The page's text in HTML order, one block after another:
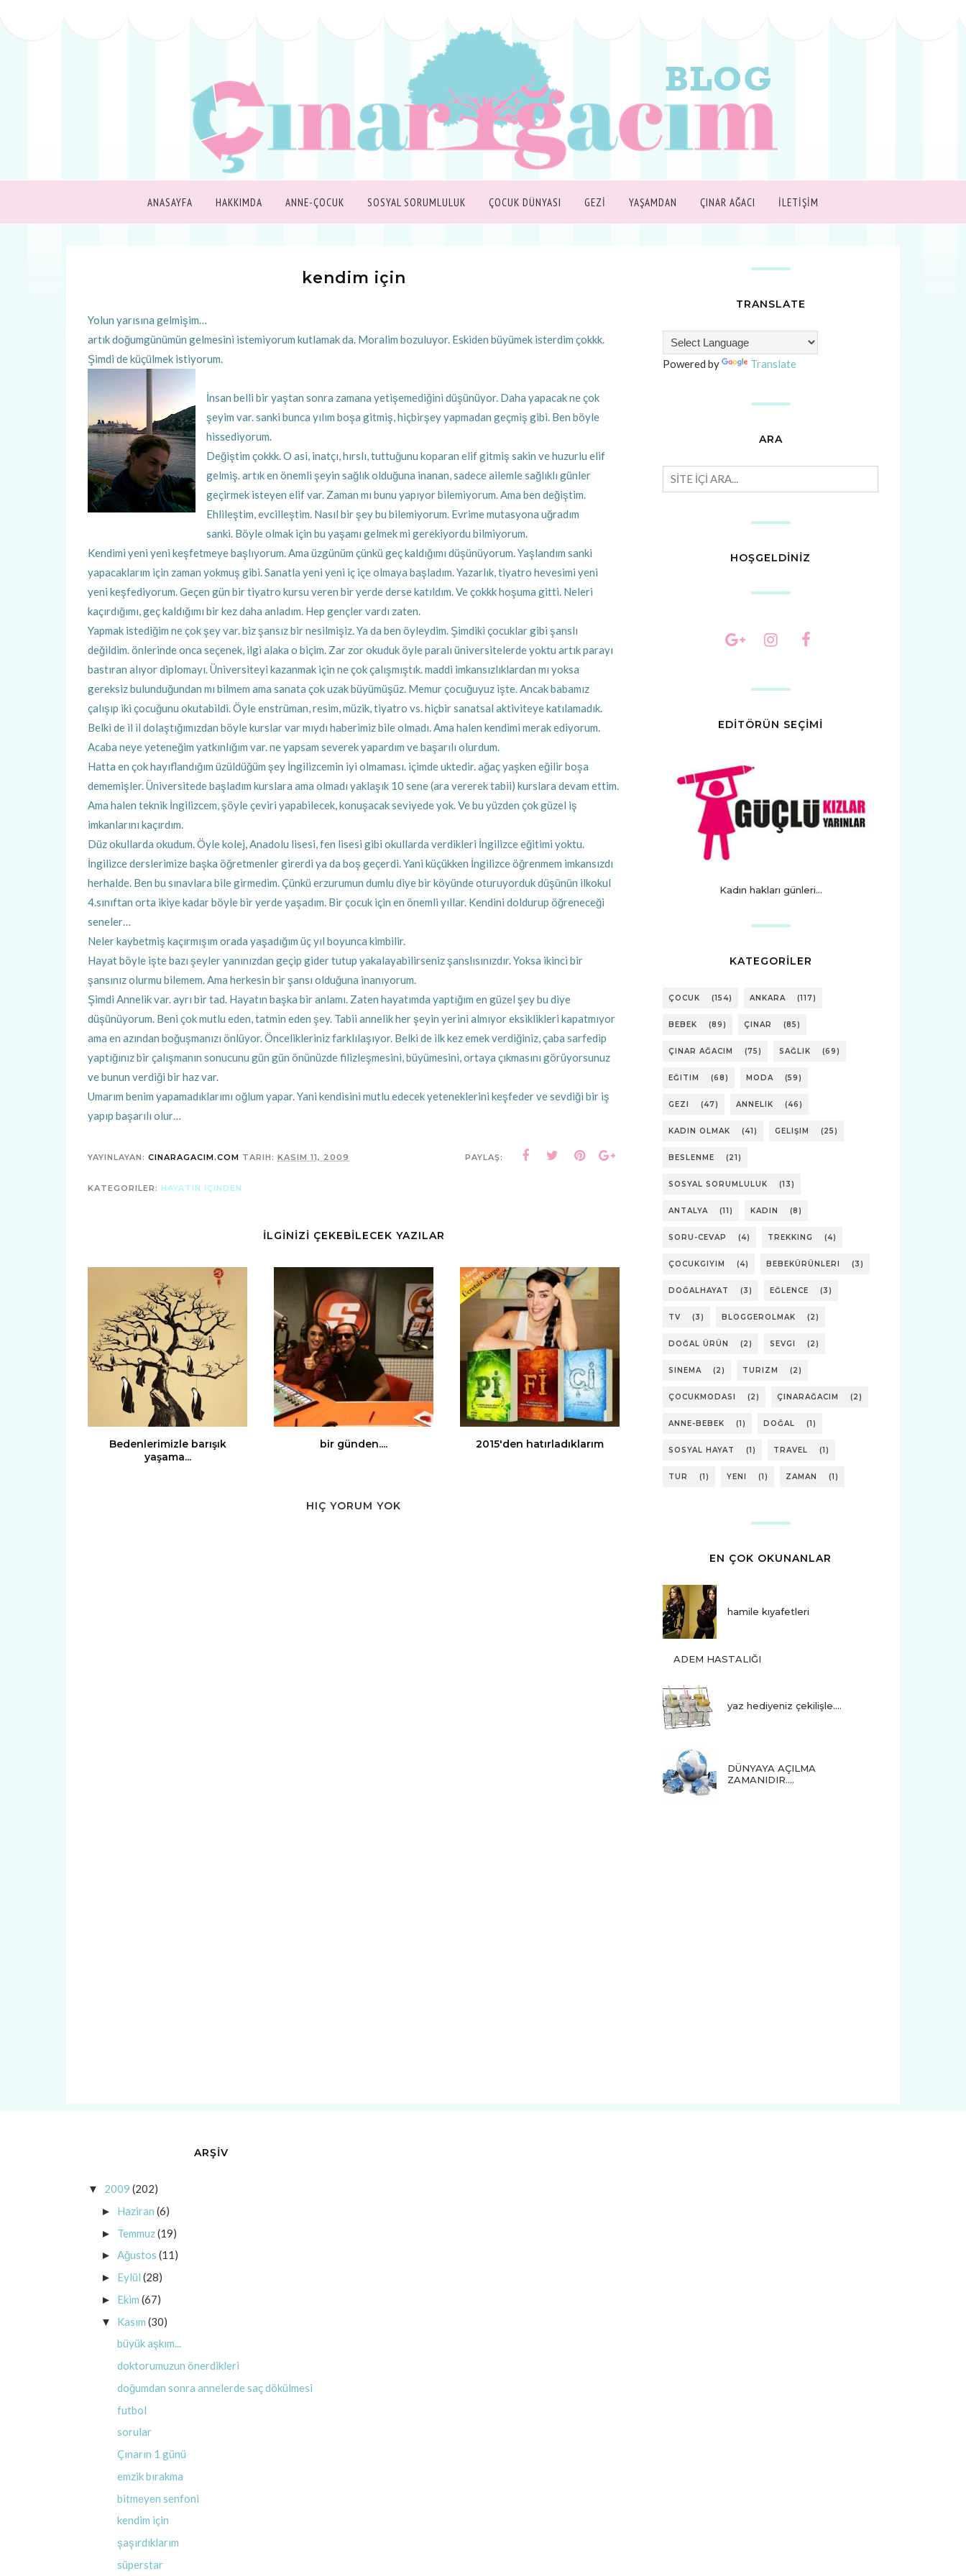
ANASAYFA HAKKIMDA ANNE-ÇOCUK SOSYAL SORUMLULUK ÇOCUK DÜNYASI GEZİ YAŞAMDAN ÇINAR AĞACI İLETİŞİM
kendim için
Yolun yarısına gelmişim…
artık doğumgünümün gelmesini istemiyorum kutlamak da. Moralim bozuluyor. Eskiden büyümek isterdim çokkk.
Şimdi de küçülmek istiyorum.
İnsan belli bir yaştan sonra zamana yetişemediğini düşünüyor. Daha yapacak ne çok
şeyim var. sanki bunca yılım boşa gitmiş, hiçbirşey yapmadan geçmiş gibi. Ben böyle
hissediyorum.
Değiştim çokkk. O asi, inatçı, hırslı, tuttuğunu koparan elif gitmiş sakin ve huzurlu elif
gelmiş. artık en önemli şeyin sağlık olduğuna inanan, sadece ailemle sağlıklı günler
geçirmek isteyen elif var. Zaman mı bunu yapıyor bilemiyorum. Ama ben değiştim.
Ehlileştim, evcilleştim. Nasıl bir şey bu bilemiyorum. Evrime mutasyona uğradım
sanki. Böyle olmak için bu yaşamı gelmek mi gerekiyordu bilmiyorum.
Kendimi yeni yeni keşfetmeye başlıyorum. Ama üzgünüm çünkü geç kaldığımı düşünüyorum. Yaşlandım sanki
yapacaklarım için zaman yokmuş gibi. Sanatla yeni yeni iç içe olmaya başladım. Yazarlık, tiyatro hevesimi yeni
yeni keşfediyorum. Geçen gün bir tiyatro kursu veren bir yerde derse katıldım. Ve çokkk hoşuma gitti. Neleri
kaçırdığımı, geç kaldığımı bir kez daha anladım. Hep gençler vardı zaten.
Yapmak istediğim ne çok şey var. biz şansız bir nesilmişiz. Ya da ben öyleydim. Şimdiki çocuklar gibi şanslı
değildim. önlerinde onca seçenek, ilgi alaka o biçim. Zar zor okuduk öyle paralı üniversitelerde yoktu artık parayı
bastıran alıyor diplomayı. Üniversiteyi kazanmak için ne çok çalışmıştık. maddi imkansızlıklardan mı yoksa
gereksiz bulunduğundan mı bilmem ama sanata çok uzak büyümüşüz. Memur çocuğuyuz işte. Ancak babamız
çalışıp iki çocuğunu okutabildi. Öyle enstrüman, resim, müzik, tiyatro vs. hiçbir sanatsal aktiviteye katılamadık.
Belki de il il dolaştığımızdan böyle kurslar var mıydı haberimiz bile olmadı. Ama halen kendimi merak ediyorum.
Acaba neye yeteneğim yatkınlığım var. ne yapsam severek yapardım ve başarılı olurdum.
Hatta en çok hayıflandığım üzüldüğüm şey İngilizcemin iyi olmaması. içimde uktedir. ağaç yaşken eğilir boşa
dememişler. Üniversitede başladım kurslara ama olmadı yaklaşık 10 sene (ara vererek tabii) kurslara devam ettim.
Ama halen teknik İngilizcem, şöyle çeviri yapabilecek, konuşacak seviyede yok. Ve bu yüzden çok güzel iş
imkanlarını kaçırdım.
Düz okullarda okudum. Öyle kolej, Anadolu lisesi, fen lisesi gibi okullarda verdikleri İngilizce eğitimi yoktu.
İngilizce derslerimize başka öğretmenler girerdi ya da boş geçerdi. Yani küçükken İngilizce öğrenmem imkansızdı
herhalde. Ben bu sınavlara bile girmedim. Çünkü erzurumun dumlu diye bir köyünde oturuyorduk düşünün ilkokul
4.sınıftan orta ikiye kadar böyle bir yerde yaşadım. Bir çocuk için en önemli yıllar. Kendini doldurup öğreneceği
seneler…
Neler kaybetmiş kaçırmışım orada yaşadığım üç yıl boyunca kimbilir.
Hayat böyle işte bazı şeyler yanınızdan geçip gider tutup yakalayabilirseniz şanslısınızdır. Yoksa ikinci bir
şansınız olurmu bilemem. Ama herkesin bir şansı olduğuna inanıyorum.
Şimdi Annelik var. ayrı bir tad. Hayatın başka bir anlamı. Zaten hayatımda yaptığım en güzel şey bu diye
düşünüyorum. Beni çok mutlu eden, tatmin eden şey. Tabii annelik her şeyin yerini almıyor eksiklikleri kapatmıyor
ama en azından boğuşmanızı önlüyor. Öncelikleriniz farklılaşıyor. Belki de ilk kez emek verdiğiniz, çaba sarfedip
yaptığınız bir çalışmanın sonucunu gün gün önünüzde filizleşmesini, büyümesini, ortaya çıkmasını görüyorsunuz
ve bunun verdiği bir haz var.
Umarım benim yapamadıklarımı oğlum yapar. Yani kendisini mutlu edecek yeteneklerini keşfeder ve sevdiği bir iş
yapıp başarılı olur…
YAYINLAYAN: CINARAGACIM.COM TARIH: KASIM 11, 2009 PAYLAŞ:
KATEGORILER: HAYATIN IÇINDEN
İLGİNİZİ ÇEKEBİLECEK YAZILAR
Bedenlerimizle barışık
yaşama...
bir günden.... 2015'den hatırladıklarım
HIÇ YORUM YOK
TRANSLATE
Powered by Translate
ARA
HOŞGELDİNİZ
EDİTÖRÜN SEÇİMİ
Kadın hakları günleri...
KATEGORİLER
ÇOCUK (154) ANKARA (117)
BEBEK (89) ÇINAR (85)
ÇINAR AĞACIM (75) SAĞLIK (69)
EĞITIM (68) MODA (59)
GEZI (47) ANNELIK (46)
KADIN OLMAK (41) GELIŞIM (25)
BESLENME (21)
SOSYAL SORUMLULUK (13)
ANTALYA (11) KADIN (8)
SORU-CEVAP (4) TREKKING (4)
ÇOCUKGIYIM (4) BEBEKÜRÜNLERI (3)
DOĞALHAYAT (3) EĞLENCE (3)
TV (3) BLOGGEROLMAK (2)
DOĞAL ÜRÜN (2) SEVGI (2)
SINEMA (2) TURIZM (2)
ÇOCUKMODASI (2) ÇINARAĞACIM (2)
ANNE-BEBEK (1) DOĞAL (1)
SOSYAL HAYAT (1) TRAVEL (1)
TUR (1) YENI (1) ZAMAN (1)
EN ÇOK OKUNANLAR
hamile kıyafetleri
ADEM HASTALIĞI
yaz hediyeniz çekilişle....
DÜNYAYA AÇILMA
ZAMANIDIR….
ARŞİV
▼ 2009 (202)
► Haziran (6)
► Temmuz(19)
► Ağustos (11)
► Eylül (28)
► Ekim (67)
▼ Kasım (30)
büyük aşkım...
doktorumuzun önerdikleri
doğumdan sonra annelerde saç dökülmesi
futbol
sorular
Çınarın 1 günü
emzik bırakma
bitmeyen senfoni
kendim için
şaşırdıklarım
süperstar